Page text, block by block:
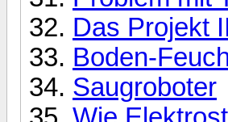
Das Projekt
Boden-
Saugroboter